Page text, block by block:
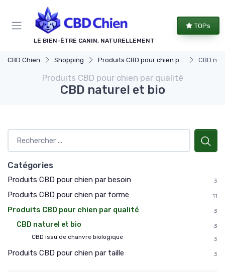
LE BIEN-ÊTRE CANIN, NATURELLEMENT
TOPs
CBD Chien Shopping Produits CBD pour chien par qualité CBD
Produits CBD pour chien par qualité
CBD naturel et bio
Catégories
Produits CBD pour chien par besoin 3
Produits CBD pour chien par forme 11
Produits CBD pour chien par qualité 3
CBD naturel et bio
3
CBD issu de chanvre biologique
3
Produits CBD pour chien par taille 3
Panneau de gestion des cookies